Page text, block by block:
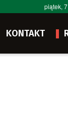
piątek,
KONTAKT